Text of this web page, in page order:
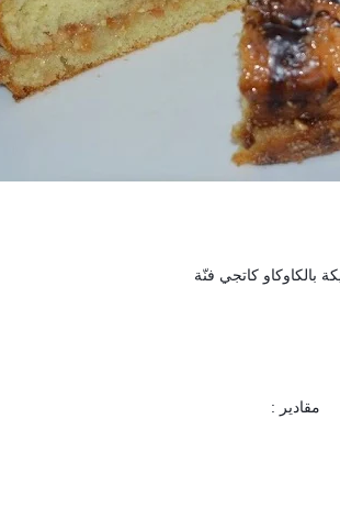
بالكاوكاو كاتجي فنّة
مقادير :